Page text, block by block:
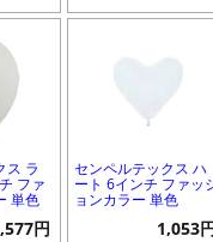
ス ラ
ファ
単色
円
センペルテックス ハ
ート 6インチ ファッ
ョンカラー 単色
1,053